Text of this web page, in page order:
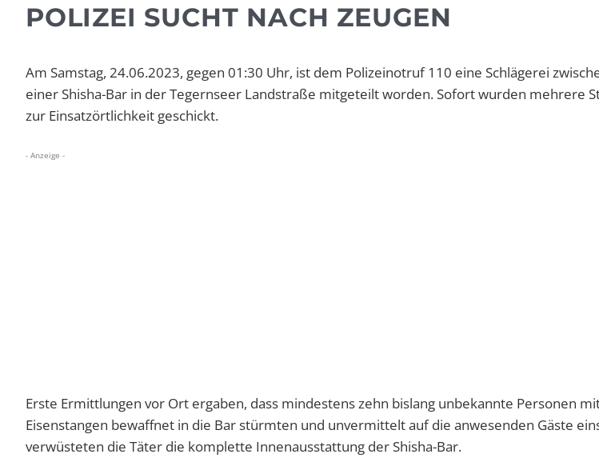
POLIZEI SUCHT NACH ZEUGEN
Am Samstag, 24.06.2023, gegen 01:30 Uhr, ist dem Polizeinotruf 110 eine Schlägerei
einer Shisha-Bar in der Tegernseer Landstraße mitgeteilt worden. Sofort wurden mehrere
zur Einsatzörtlichkeit geschickt.
- Anzeige -
Erste Ermittlungen vor Ort ergaben, dass mindestens zehn bislang unbekannte Personen
Eisenstangen bewaffnet in die Bar stürmten und unvermittelt auf die anwesenden Gäste
verwüsteten die Täter die komplette Innenausstattung der Shisha-Bar.